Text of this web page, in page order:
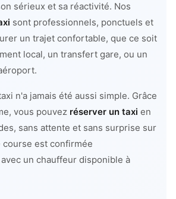
sérieux et sa réactivité. Nos
sont professionnels, ponctuels et
un trajet confortable, que ce soit
local, un transfert gare, ou un
n'a jamais été aussi simple. Grâce
vous pouvez réserver un taxi en
sans attente et sans surprise sur
course est confirmée
un chauffeur disponible à